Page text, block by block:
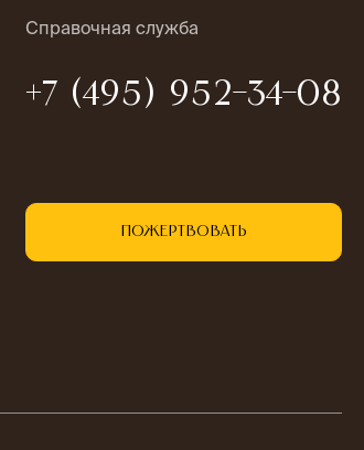
Справочная служба
+7 (495) 952-34-08
Пожертвовать